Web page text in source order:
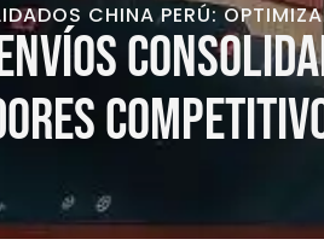
CHINA PERÚ: